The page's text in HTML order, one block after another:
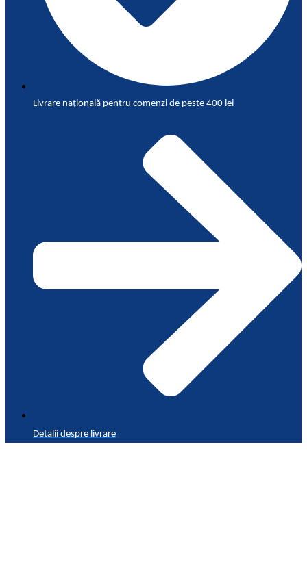
Livrare națională pentru comenzi de peste 400 lei
Detalii despre livrare